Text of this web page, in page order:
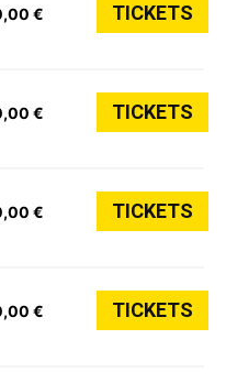
€ TICKETS
€ TICKETS
€ TICKETS
€ TICKETS